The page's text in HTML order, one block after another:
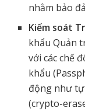
nhằm bảo
Kiểm soát
khẩu Quản
với các chế
khẩu
động như tự
(crypto-